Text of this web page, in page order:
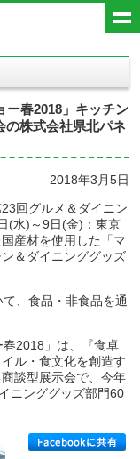
ー春2018」キッチン
の株式会社県北パネ
2018年3月5日
回グルメ＆ダイニン
(水)～9日(金)：東京
産材を使用した「マ
＆ダイニンググッズ
、食品・非食品を通
春2018」は、『食卓
ル・食文化を創造す
談型展示会で、今年
ニンググッズ部門60